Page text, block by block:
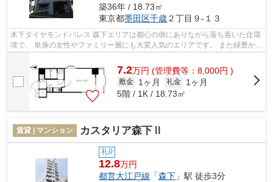
築36年 / 18.73㎡
東京都墨田区千歳２丁目９-１３
木下ダイヤモンドパレス 森下エリアは都心の側にありながら落ち着いた住環
境で、 単身の女性やファミリー層にも大変人気のエリアです。 また緑豊か
7.2万円 (管理費等：8,000円 )
敷金 1ヶ月 礼金
1ヶ月
5階 / 1K / 18.73㎡
賃貸 | マンション カスタリア森下Ⅱ
礼0
12.8万円
都営大江戸線 「森下 」駅 徒歩3分